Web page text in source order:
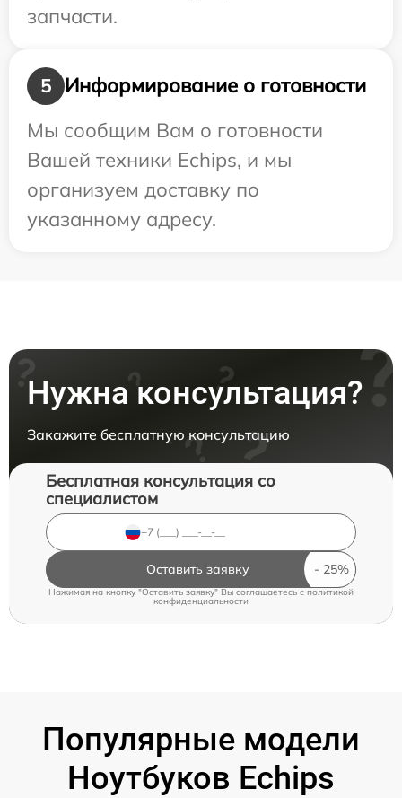
запчасти.
5
Информирование о готовности
Мы сообщим Вам о готовности
Вашей техники Echips, и мы
организуем доставку по
указанному адресу.
Нужна консультация?
Закажите бесплатную консультацию
Бесплатная консультация со
специалистом
Оставить заявку
Нажимая на кнопку "Оставить заявку" Вы соглашаетесь cполитикой
конфиденциальности
Популярные модели
Ноутбуков Echips